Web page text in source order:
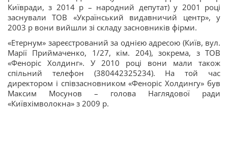
Київради, з 2014 р – народний депутат) у 2001 році
заснували ТОВ «Український видавничий центр», у
2003 р вони вийшли зі складу засновників фірми.
«Етернум» зареєстрований за однією адресою (Київ, вул.
Марії Приймаченко, 1/27, кім. 204), зокрема, з ТОВ
«Феноріс Холдинг». У 2010 році вони мали також
спільний телефон (380442325234). На той час
директором і співзасновником «Феноріс Холдингу» був
Максим Мосунов – голова Наглядової ради
«Київхімволокна» з 2009 р.